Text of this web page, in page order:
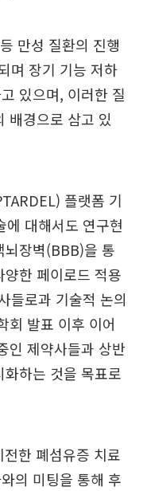
만성 질환의 진행
며 장기 기능 저하
있으며, 이러한 질
배경으로 삼고 있
플랫폼 기
에 대해서도 연구현
뇌장벽(BBB)을 통
한 페이로드 적용
들로과 기술적 논의
회 발표 이후 이어
인 제약사들과 상반
하는 것을 목표로
한 폐섬유증 치료
의 미팅을 통해 후